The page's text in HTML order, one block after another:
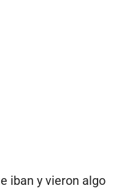
iban y vieron algo